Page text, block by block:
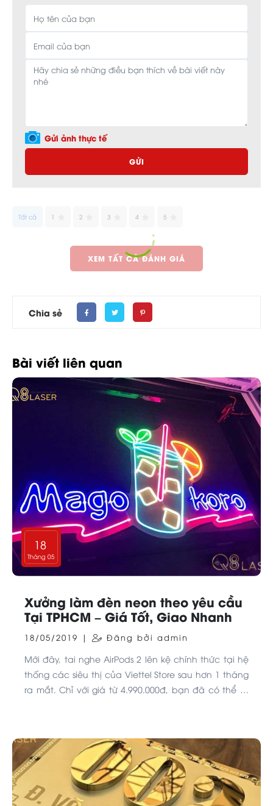
Gửi ảnh thực tế
GỬI
Tất cả 1 2 3 4 5
XEM TẤT CẢ ĐÁNH GIÁ
Chia sẻ
Bài viết liên quan
18
Tháng 05
Xưởng làm đèn neon theo yêu cầu
Tại TPHCM – Giá Tốt, Giao Nhanh
18/05/2019 | Đăng bởi admin
Mới đây, tai nghe AirPods 2 lên kệ chính thức tại hệ
thống các siêu thị của Viettel Store sau hơn 1 tháng
ra mắt. Chỉ với giá từ 4.990.000đ, bạn đã có thể sở